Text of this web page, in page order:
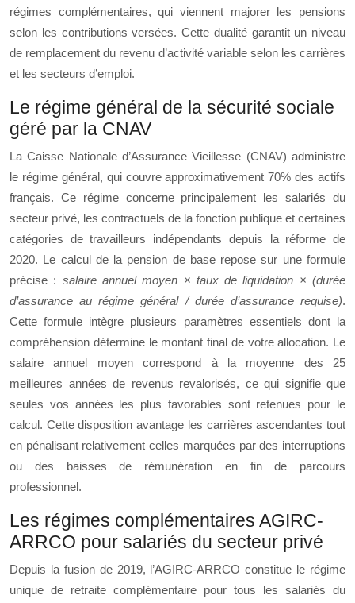
régimes complémentaires, qui viennent majorer les pensions
selon les contributions versées. Cette dualité garantit un niveau
de remplacement du revenu d’activité variable selon les carrières
et les secteurs d’emploi.
Le régime général de la sécurité sociale
géré par la CNAV
La Caisse Nationale d’Assurance Vieillesse (CNAV) administre
le régime général, qui couvre approximativement 70% des actifs
français. Ce régime concerne principalement les salariés du
secteur privé, les contractuels de la fonction publique et certaines
catégories de travailleurs indépendants depuis la réforme de
2020. Le calcul de la pension de base repose sur une formule
précise : salaire annuel moyen × taux de liquidation × (durée
d’assurance au régime général / durée d’assurance requise).
Cette formule intègre plusieurs paramètres essentiels dont la
compréhension détermine le montant final de votre allocation. Le
salaire annuel moyen correspond à la moyenne des 25
meilleures années de revenus revalorisés, ce qui signifie que
seules vos années les plus favorables sont retenues pour le
calcul. Cette disposition avantage les carrières ascendantes tout
en pénalisant relativement celles marquées par des interruptions
ou des baisses de rémunération en fin de parcours
professionnel.
Les régimes complémentaires AGIRC-
ARRCO pour salariés du secteur privé
Depuis la fusion de 2019, l’AGIRC-ARRCO constitue le régime
unique de retraite complémentaire pour tous les salariés du